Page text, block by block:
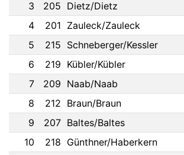
3
205 Dietz/Dietz
4
201 Zauleck/Zauleck
5
215 Schneberger/Kessler
6
219 Kübler/Kübler
7
209 Naab/Naab
8
212 Braun/Braun
9
207 Baltes/Baltes
10
218 Günthner/Haberkern